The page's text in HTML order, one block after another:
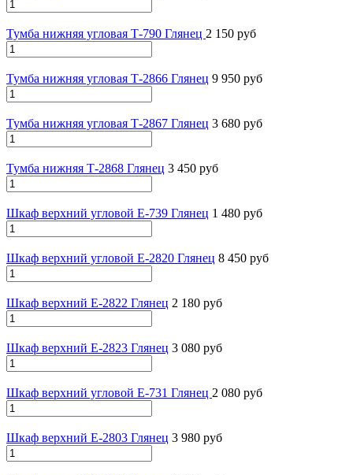
Тумба нижняя угловая Т-790 Глянец 2 150 руб
Тумба нижняя угловая Т-2866 Глянец 9 950 руб
Тумба нижняя угловая Т-2867 Глянец 3 680 руб
Тумба нижняя Т-2868 Глянец 3 450 руб
Шкаф верхний угловой E-739 Глянец 1 480 руб
Шкаф верхний угловой E-2820 Глянец 8 450 руб
Шкаф верхний Е-2822 Глянец 2 180 руб
Шкаф верхний Е-2823 Глянец 3 080 руб
Шкаф верхний угловой E-731 Глянец 2 080 руб
Шкаф верхний Е-2803 Глянец 3 980 руб